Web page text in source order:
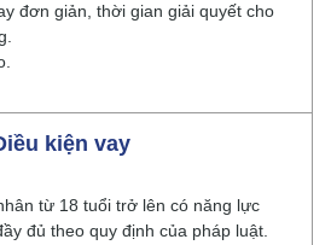
đơn giản, thời gian giải quyết cho
kiện vay
từ 18 tuổi trở lên có năng lực
đủ theo quy định của pháp luật.